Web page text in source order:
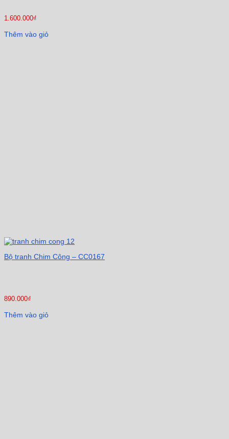
1.600.000₫
Thêm vào giỏ
Bộ tranh Chim Công – CC0167
890.000₫
Thêm vào giỏ